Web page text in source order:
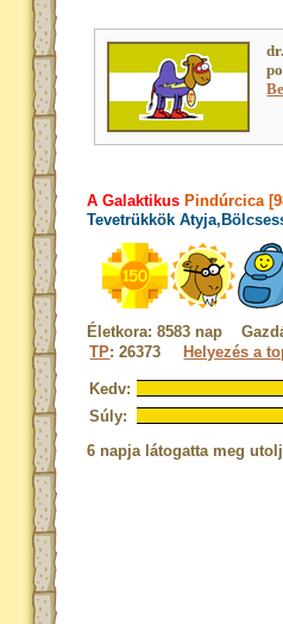
A Galaktikus Pindúrcica
Tevetrükkök
Életkora: 8583 nap
TP: 26373 Helyezés a
Kedv:
Súly:
6 napja látogatta meg